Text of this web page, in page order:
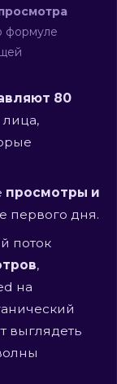
формуле
80
лица,
просмотры и
первого дня.
поток
,
на
выглядеть